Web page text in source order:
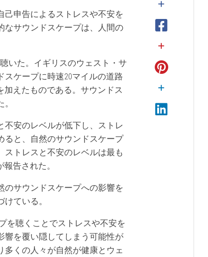
己申告によるストレスや不安を
なサウンドスケープは、人間の
いた。イギリスのウェスト・サ
ケープに時速20マイルの道路
えたものである。サウンドス
安のレベルが低下し、ストレ
ると、自然のサウンドスケープ
トレスと不安のレベルは最も
告された。
のサウンドスケープへの影響を
ている。
を聴くことでストレスや不安を
響を覆い隠してしまう可能性が
くの人々が自然が健康とウェ